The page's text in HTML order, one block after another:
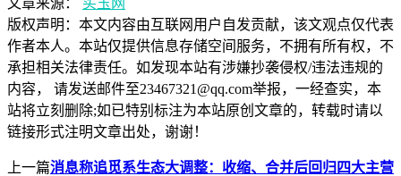
版权声明： 本文内容由互联网用户自发贡献，该文观点仅代表
作者本人。本站仅提供信息存储空间服务，不拥有所有权，不
承担相关法律责任。如发现本站有涉嫌抄袭侵权/违法违规的
内容， 请发送邮件至23467321@qq.com举报，一经查实，本
站将立刻删除;如已特别标注为本站原创文章的，转载时请以
链接形式注明文章出处，谢谢！
上一篇消息称追觅系生态大调整：收缩、合并后回归四大主营